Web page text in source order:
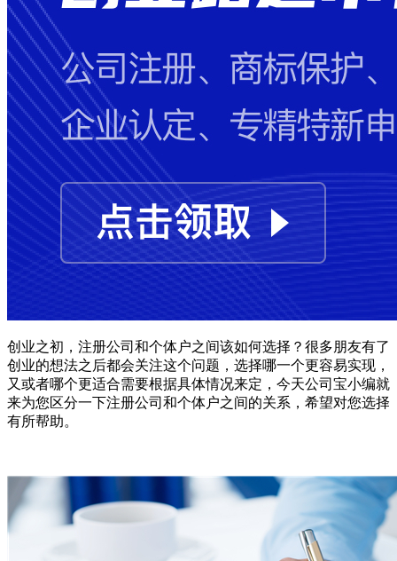
创业之初，注册公司和个体户之间该如何选择？很多朋友有了
创业的想法之后都会关注这个问题，选择哪一个更容易实现，
又或者哪个更适合需要根据具体情况来定，今天公司宝小编就
来为您区分一下注册公司和个体户之间的关系，希望对您选择
有所帮助。